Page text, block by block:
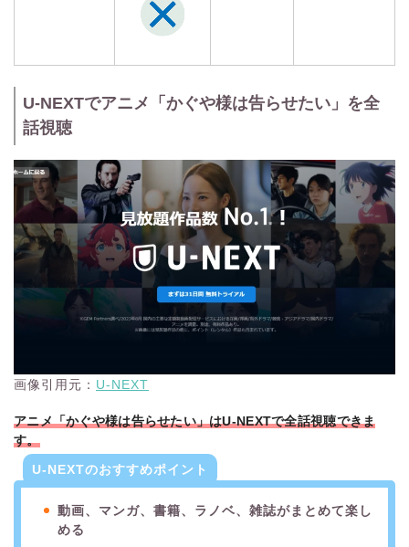
U-NEXTでアニメ「かぐや様は告らせたい」を全
話視聴
画像引用元： U-NEXT
アニメ「かぐや様は告らせたい」はU-NEXTで全話視聴できま
す。
U-NEXTのおすすめポイント
動画、マンガ、書籍、ラノベ、雑誌がまとめて楽し
める